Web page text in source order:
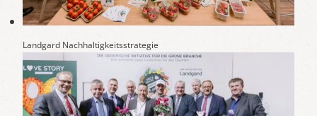
Landgard Nachhaltigkeitsstrategie